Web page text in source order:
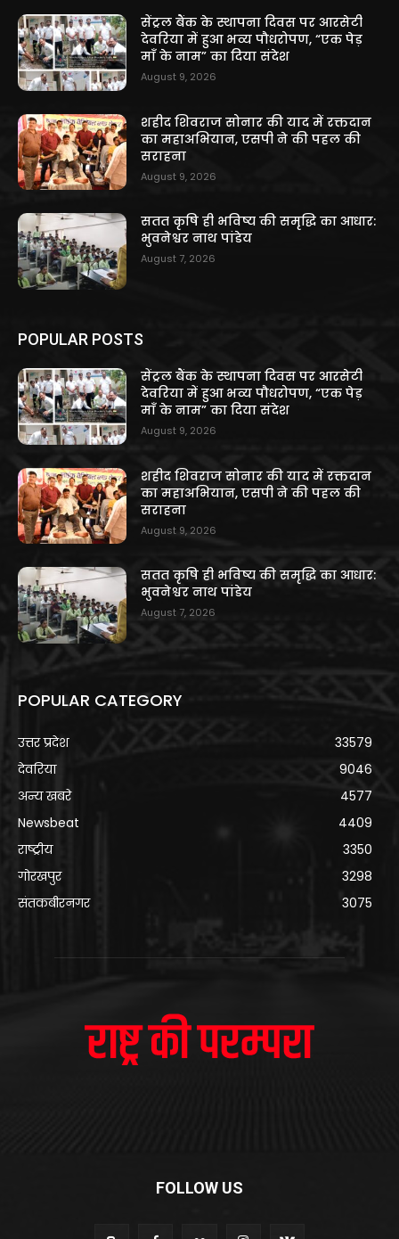
सेंट्रल बैंक के स्थापना दिवस पर आरसेटी
देवरिया में हुआ भव्य पौधरोपण, “एक पेड़
माँ के नाम” का दिया संदेश
August 9, 2026
शहीद शिवराज सोनार की याद में रक्तदान
का महाअभियान, एसपी ने की पहल की
सराहना
August 9, 2026
सतत कृषि ही भविष्य की समृद्धि का आधार:
भुवनेश्वर नाथ पांडेय
August 7, 2026
POPULAR POSTS
सेंट्रल बैंक के स्थापना दिवस पर आरसेटी
देवरिया में हुआ भव्य पौधरोपण, “एक पेड़
माँ के नाम” का दिया संदेश
August 9, 2026
शहीद शिवराज सोनार की याद में रक्तदान
का महाअभियान, एसपी ने की पहल की
सराहना
August 9, 2026
सतत कृषि ही भविष्य की समृद्धि का आधार:
भुवनेश्वर नाथ पांडेय
August 7, 2026
POPULAR CATEGORY
उत्तर प्रदेश
33579
देवरिया
9046
अन्य खबरे
4577
Newsbeat
4409
राष्ट्रीय
3350
गोरखपुर
3298
संतकबीरनगर
3075
FOLLOW US